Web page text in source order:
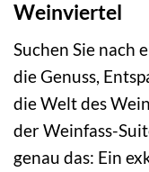
Weinviertel
Suchen Sie nach
die Genuss,
die Welt des
der Weinfass-
genau das: Ein